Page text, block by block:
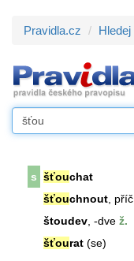
Pravidla.cz Hledej
s šťouchat
šťouchnout , příč.
štoudev , -dve ž.
šťourat (se)